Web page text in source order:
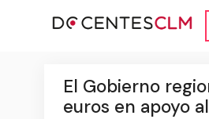
El Gobierno
euros en apoyo